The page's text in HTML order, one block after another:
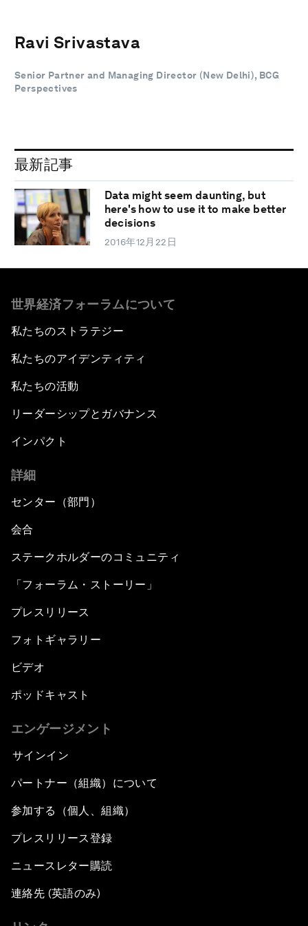
Ravi Srivastava
Senior Partner and Managing Director (New Delhi), BCG
Perspectives
最新記事
Data might seem daunting, but
here's how to use it to make better
decisions
2016年12月22日
世界経済フォーラムについて
私たちのストラテジー
私たちのアイデンティティ
私たちの活動
リーダーシップとガバナンス
インパクト
詳細
センター（部門）
会合
ステークホルダーのコミュニティ
「フォーラム・ストーリー」
プレスリリース
フォトギャラリー
ビデオ
ポッドキャスト
エンゲージメント
サインイン
パートナー（組織）について
参加する（個人、組織）
プレスリリース登録
ニュースレター購読
連絡先 (英語のみ)